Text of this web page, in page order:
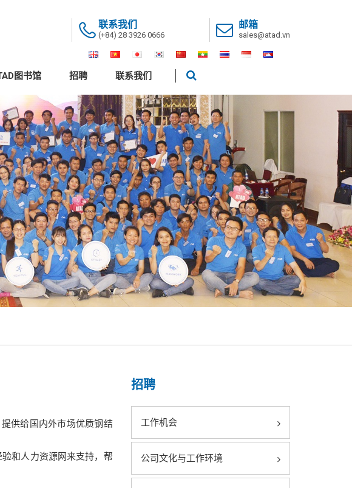
联系我们
(+84) 28 3926 0666
邮箱
sales@atad.vn
图书馆 招聘 联系我们
供给国内外市场优质钢结
和人力资源网来支持，帮
招聘
工作机会
公司文化与工作环境